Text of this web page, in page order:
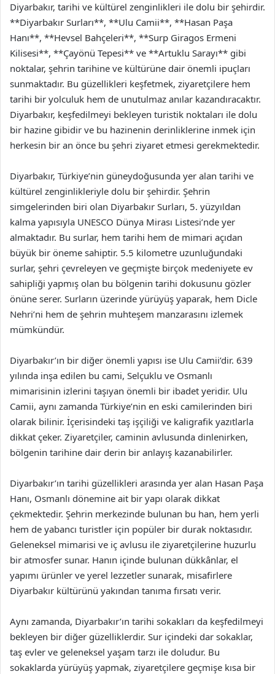
Diyarbakır, tarihi ve kültürel zenginlikleri ile dolu bir şehirdir.
**Diyarbakır Surları**, **Ulu Camii**, **Hasan Paşa
Hanı**, **Hevsel Bahçeleri**, **Surp Giragos Ermeni
Kilisesi**, **Çayönü Tepesi** ve **Artuklu Sarayı** gibi
noktalar, şehrin tarihine ve kültürüne dair önemli ipuçları
sunmaktadır. Bu güzellikleri keşfetmek, ziyaretçilere hem
tarihi bir yolculuk hem de unutulmaz anılar kazandıracaktır.
Diyarbakır, keşfedilmeyi bekleyen turistik noktaları ile dolu
bir hazine gibidir ve bu hazinenin derinliklerine inmek için
herkesin bir an önce bu şehri ziyaret etmesi gerekmektedir.
Diyarbakır, Türkiye’nin güneydoğusunda yer alan tarihi ve
kültürel zenginlikleriyle dolu bir şehirdir. Şehrin
simgelerinden biri olan Diyarbakır Surları, 5. yüzyıldan
kalma yapısıyla UNESCO Dünya Mirası Listesi’nde yer
almaktadır. Bu surlar, hem tarihi hem de mimari açıdan
büyük bir öneme sahiptir. 5.5 kilometre uzunluğundaki
surlar, şehri çevreleyen ve geçmişte birçok medeniyete ev
sahipliği yapmış olan bu bölgenin tarihi dokusunu gözler
önüne serer. Surların üzerinde yürüyüş yaparak, hem Dicle
Nehri’ni hem de şehrin muhteşem manzarasını izlemek
mümkündür.
Diyarbakır’ın bir diğer önemli yapısı ise Ulu Camii’dir. 639
yılında inşa edilen bu cami, Selçuklu ve Osmanlı
mimarisinin izlerini taşıyan önemli bir ibadet yeridir. Ulu
Camii, aynı zamanda Türkiye’nin en eski camilerinden biri
olarak bilinir. İçerisindeki taş işçiliği ve kaligrafik yazıtlarla
dikkat çeker. Ziyaretçiler, caminin avlusunda dinlenirken,
bölgenin tarihine dair derin bir anlayış kazanabilirler.
Diyarbakır’ın tarihi güzellikleri arasında yer alan Hasan Paşa
Hanı, Osmanlı dönemine ait bir yapı olarak dikkat
çekmektedir. Şehrin merkezinde bulunan bu han, hem yerli
hem de yabancı turistler için popüler bir durak noktasıdır.
Geleneksel mimarisi ve iç avlusu ile ziyaretçilerine huzurlu
bir atmosfer sunar. Hanın içinde bulunan dükkânlar, el
yapımı ürünler ve yerel lezzetler sunarak, misafirlere
Diyarbakır kültürünü yakından tanıma fırsatı verir.
Aynı zamanda, Diyarbakır’ın tarihi sokakları da keşfedilmeyi
bekleyen bir diğer güzelliklerdir. Sur içindeki dar sokaklar,
taş evler ve geleneksel yaşam tarzı ile doludur. Bu
sokaklarda yürüyüş yapmak, ziyaretçilere geçmişe kısa bir